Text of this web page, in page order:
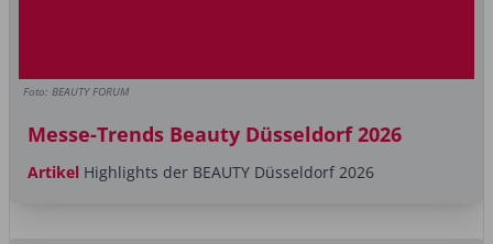
Foto: BEAUTY FORUM
Messe-Trends Beauty Düsseldorf 2026
Artikel Highlights der BEAUTY Düsseldorf 2026